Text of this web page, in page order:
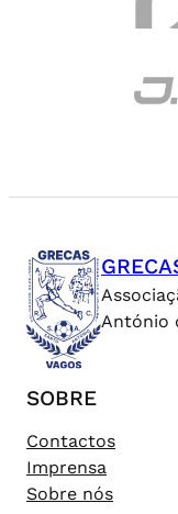
António
SOBRE
Contactos
Imprensa
Sobre nós